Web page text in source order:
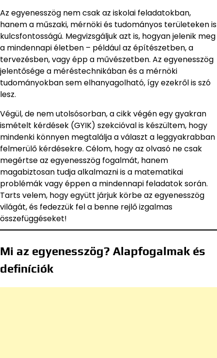
Az egyenesszög nem csak az iskolai feladatokban,
hanem a műszaki, mérnöki és tudományos területeken is
kulcsfontosságú. Megvizsgáljuk azt is, hogyan jelenik meg
a mindennapi életben – például az építészetben, a
tervezésben, vagy épp a művészetben. Az egyenesszög
jelentősége a méréstechnikában és a mérnöki
tudományokban sem elhanyagolható, így ezekről is szó
lesz.
Végül, de nem utolsósorban, a cikk végén egy gyakran
ismételt kérdések (GYIK) szekcióval is készültem, hogy
mindenki könnyen megtalálja a választ a leggyakrabban
felmerülő kérdésekre. Célom, hogy az olvasó ne csak
megértse az egyenesszög fogalmát, hanem
magabiztosan tudja alkalmazni is a matematikai
problémák vagy éppen a mindennapi feladatok során.
Tarts velem, hogy együtt járjuk körbe az egyenesszög
világát, és fedezzük fel a benne rejlő izgalmas
összefüggéseket!
Mi az egyenesszög? Alapfogalmak és
definíciók